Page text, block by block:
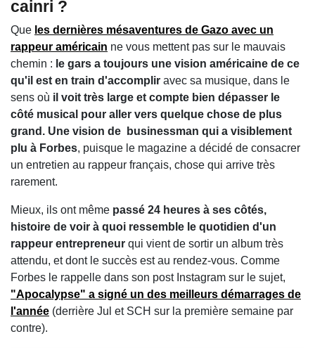
cainri ?
Que les dernières mésaventures de Gazo avec un
rappeur américain ne vous mettent pas sur le mauvais
chemin : le gars a toujours une vision américaine de ce
qu'il est en train d'accomplir avec sa musique, dans le
sens où il voit très large et compte bien dépasser le
côté musical pour aller vers quelque chose de plus
grand. Une vision de businessman qui a visiblement
plu à Forbes, puisque le magazine a décidé de consacrer
un entretien au rappeur français, chose qui arrive très
rarement.
Mieux, ils ont même passé 24 heures à ses côtés,
histoire de voir à quoi ressemble le quotidien d'un
rappeur entrepreneur qui vient de sortir un album très
attendu, et dont le succès est au rendez-vous. Comme
Forbes le rappelle dans son post Instagram sur le sujet,
"Apocalypse" a signé un des meilleurs démarrages de
l'année (derrière Jul et SCH sur la première semaine par
contre).